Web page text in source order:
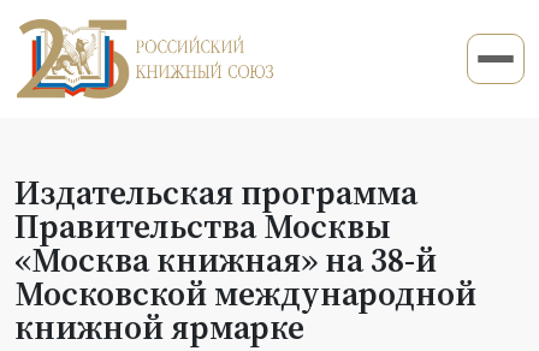
Издательская программа
Правительства Москвы
«Москва книжная» на 38-й
Московской международной
книжной ярмарке